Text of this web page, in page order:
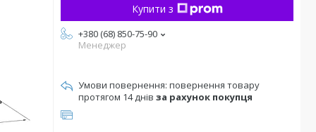
Купити з
+380 (68) 850-75-90
Менеджер
повернення товару
протягом 14 днів за рахунок покупця